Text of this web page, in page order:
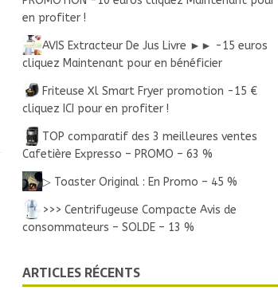
en profiter !
AVIS Extracteur De Jus Livre ►► -15 euros
cliquez Maintenant pour en bénéficier
Friteuse Xl Smart Fryer promotion -15 €
cliquez ICI pour en profiter !
TOP comparatif des 3 meilleures ventes
Cafetière Expresso – PROMO – 63 %
▷ Toaster Original : En Promo – 45 %
>>> Centrifugeuse Compacte Avis de
consommateurs – SOLDE – 13 %
ARTICLES RÉCENTS